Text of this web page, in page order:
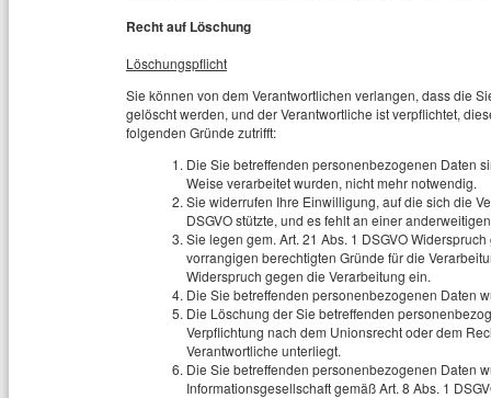
Recht auf Löschung
Löschungspflicht
Sie können von dem Verantwortlichen verlangen, dass die
gelöscht werden, und der Verantwortliche ist verpflichtet,
folgenden Gründe zutrifft:
Die Sie betreffenden personenbezogenen Daten
Weise verarbeitet wurden, nicht mehr notwendig.
Sie widerrufen Ihre Einwilligung, auf die sich die
DSGVO stützte, und es fehlt an einer
Sie legen gem. Art. 21 Abs. 1 DSGVO
vorrangigen berechtigten Gründe für die
Widerspruch gegen die Verarbeitung ein.
Die Sie betreffenden personenbezogenen Daten
Die Löschung der Sie betreffenden
Verpflichtung nach dem Unionsrecht oder dem
Verantwortliche unterliegt.
Die Sie betreffenden personenbezogenen Daten
Informationsgesellschaft gemäß Art. 8 Abs. 1